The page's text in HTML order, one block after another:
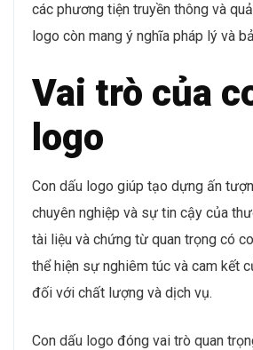
các phương tiện truyền thông và
logo còn mang ý nghĩa pháp lý và
Vai trò của
logo
Con dấu logo giúp tạo dựng ấn
chuyên nghiệp và sự tin cậy của
tài liệu và chứng từ quan trọng có
thể hiện sự nghiêm túc và cam kết
đối với chất lượng và dịch vụ.
Con dấu logo đóng vai trò quan